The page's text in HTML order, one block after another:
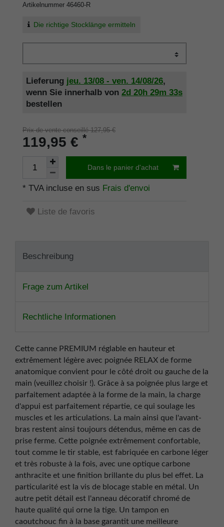
Artikelnummer 46460-R
Die richtige Stocklänge ermitteln
Lieferung jeu. 13/08 - ven. 14/08/26,
wenn Sie innerhalb von 2d 20h 29m 33s
bestellen
Prix de vente conseillé 127,95 €
119,95 € *
Dans le panier d'achat
* TVA incluse en sus Frais d'envoi
Liste de favoris
Beschreibung
Frage zum Artikel
Rechtliche Informationen
Cette canne PREMIUM réglable en hauteur et
extrêmement légère avec poignée RELAX de forme
anatomique convient pour le côté droit ou gauche de la
main (veuillez choisir !). Grâce à sa poignée plus large et
parfaitement adaptée à la forme de la main, la charge
d'appui est parfaitement répartie, ce qui soulage les
muscles et les articulations. La main ainsi que l'avant-
bras restent ainsi toujours détendus, même en cas de
prise ferme. Cette poignée extrêmement confortable,
tout comme le tir stable, est fabriquée en carbone léger
et très robuste à la fois, avec une optique carbone
anthracite et une finition brillante du plus bel effet. La
particularité est la vis de blocage stable en métal. Un
autre petit détail est l'anneau décoratif chromé de
haute qualité qui orne la tige. Un tampon en
caoutchouc fin à la base garantit une meilleure